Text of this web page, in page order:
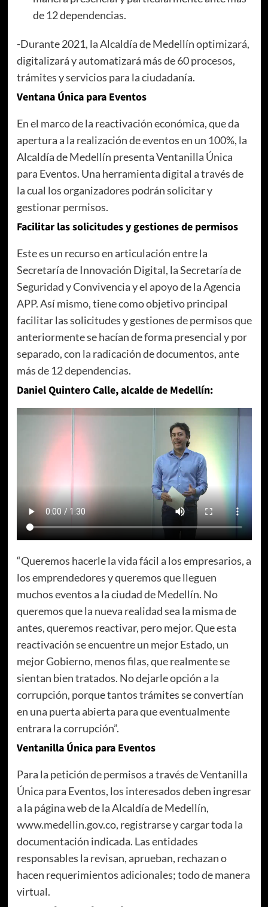
de 12 dependencias.
-Durante 2021, la Alcaldía de Medellín optimizará,
digitalizará y automatizará más de 60 procesos,
trámites y servicios para la ciudadanía.
Ventana Única para Eventos
En el marco de la reactivación económica, que da
apertura a la realización de eventos en un 100%, la
Alcaldía de Medellín presenta Ventanilla Única
para Eventos. Una herramienta digital a través de
la cual los organizadores podrán solicitar y
gestionar permisos.
Facilitar las solicitudes y gestiones de permisos
Este es un recurso en articulación entre la
Secretaría de Innovación Digital, la Secretaría de
Seguridad y Convivencia y el apoyo de la Agencia
APP. Así mismo, tiene como objetivo principal
facilitar las solicitudes y gestiones de permisos que
anteriormente se hacían de forma presencial y por
separado, con la radicación de documentos, ante
más de 12 dependencias.
Daniel Quintero Calle, alcalde de Medellín:
“Queremos hacerle la vida fácil a los empresarios, a
los emprendedores y queremos que lleguen
muchos eventos a la ciudad de Medellín. No
queremos que la nueva realidad sea la misma de
antes, queremos reactivar, pero mejor. Que esta
reactivación se encuentre un mejor Estado, un
mejor Gobierno, menos filas, que realmente se
sientan bien tratados. No dejarle opción a la
corrupción, porque tantos trámites se convertían
en una puerta abierta para que eventualmente
entrara la corrupción”.
Ventanilla Única para Eventos
Para la petición de permisos a través de Ventanilla
Única para Eventos, los interesados deben ingresar
a la página web de la Alcaldía de Medellín,
www.medellin.gov.co, registrarse y cargar toda la
documentación indicada. Las entidades
responsables la revisan, aprueban, rechazan o
hacen requerimientos adicionales; todo de manera
virtual.